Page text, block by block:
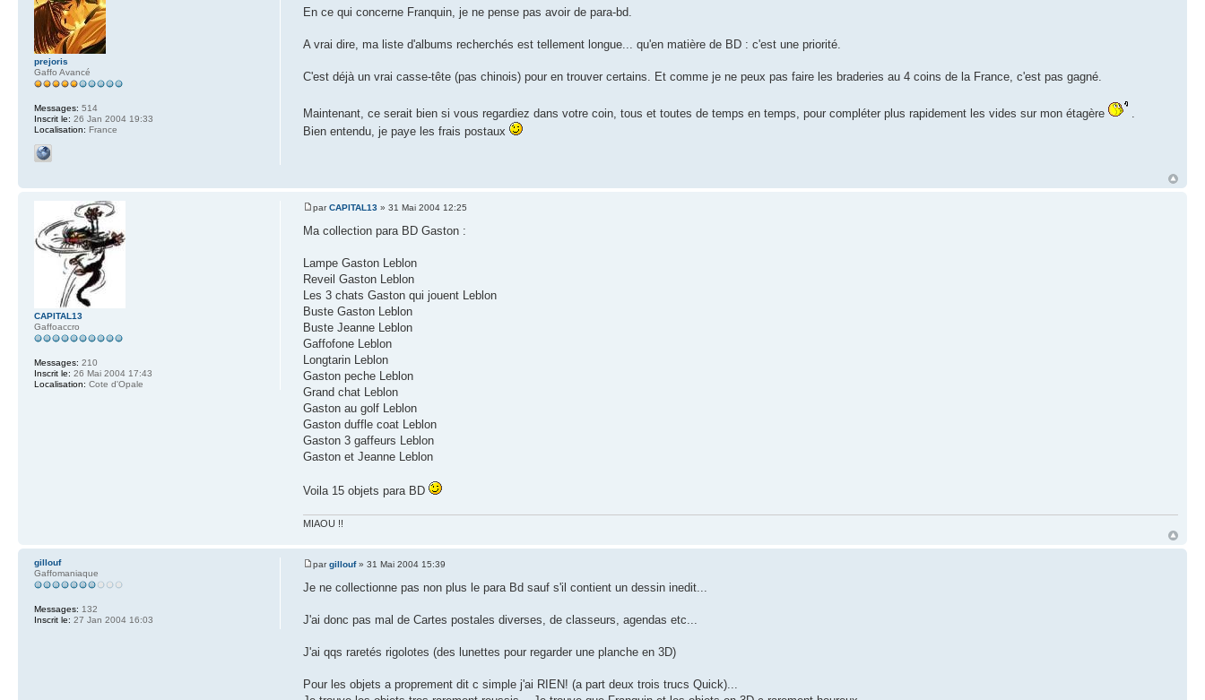
En ce qui concerne Franquin, je ne pense pas avoir de para-bd.
A vrai dire, ma liste d'albums recherchés est tellement longue... qu'en matière de BD : c'est une priorité.
C'est déjà un vrai casse-tête (pas chinois) pour en trouver certains. Et comme je ne peux pas faire les braderies au 4 coins de la France, c'est pas gagné.
Maintenant, ce serait bien si vous regardiez dans votre coin, tous et toutes de temps en temps, pour compléter plus rapidement les vides sur mon étagère
Bien entendu, je paye les frais postaux
prejoris
Gaffo Avancé
Messages: 514
Inscrit le: 26 Jan 2004 19:33
Localisation: France
parCAPITAL13 » 31 Mai 2004 12:25
Ma collection para BD Gaston :
Lampe Gaston Leblon
Reveil Gaston Leblon
Les 3 chats Gaston qui jouent Leblon
Buste Gaston Leblon
Buste Jeanne Leblon
Gaffofone Leblon
Longtarin Leblon
Gaston peche Leblon
Grand chat Leblon
Gaston au golf Leblon
Gaston duffle coat Leblon
Gaston 3 gaffeurs Leblon
Gaston et Jeanne Leblon
Voila 15 objets para BD
MIAOU !!
CAPITAL13
Gaffoaccro
Messages: 210
Inscrit le: 26 Mai 2004 17:43
Localisation: Cote d'Opale
pargillouf» 31 Mai 2004 15:39
Je ne collectionne pas non plus le para Bd sauf s'il contient un dessin inedit...
J'ai donc pas mal de Cartes postales diverses, de classeurs, agendas etc...
J'ai qqs raretés rigolotes (des lunettes pour regarder une planche en 3D)
Pour les objets a proprement dit c simple j'ai RIEN! (a part deux trois trucs Quick)...
gillouf
Gaffomaniaque
Messages: 132
Inscrit le: 27 Jan 2004 16:03